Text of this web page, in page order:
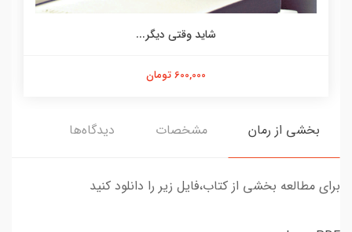
شاید وقتی دیگر...
600,000 تومان
بخشی از رمان مشخصات دیدگاه‌ها
برای مطالعه بخشی از کتاب،فایل زیر را دانلود کنید